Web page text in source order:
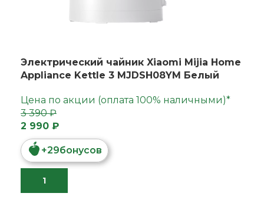
Электрический чайник Xiaomi Mijia Home
Appliance Kettle 3 MJDSH08YM Белый
Цена по акции (оплата 100% наличными)*
2 990 ₽
+29бонусов
3 390 ₽